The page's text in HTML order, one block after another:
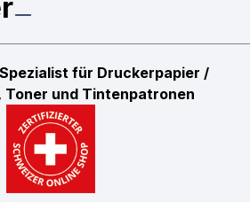
für Druckerpapier /
Toner und Tintenpatronen